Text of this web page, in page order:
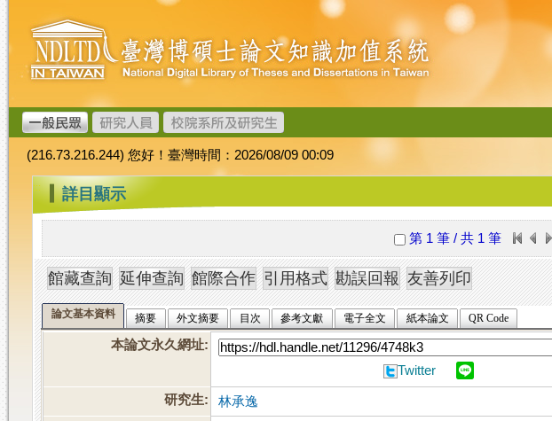
跳
到
主
要
內
容
臺
灣
博
碩
士
論
文
加
值
系
統
(216.73.216.244) 您好！臺灣時間：2026/08/09 00:09
::: 詳目顯示
第 1 筆 / 共 1 筆
論文基本資料 摘要 外文摘要 目次 參考文獻 電子全文 紙本論文 QR Code
本論文永久網址:
Twitter
研究生:
林承逸